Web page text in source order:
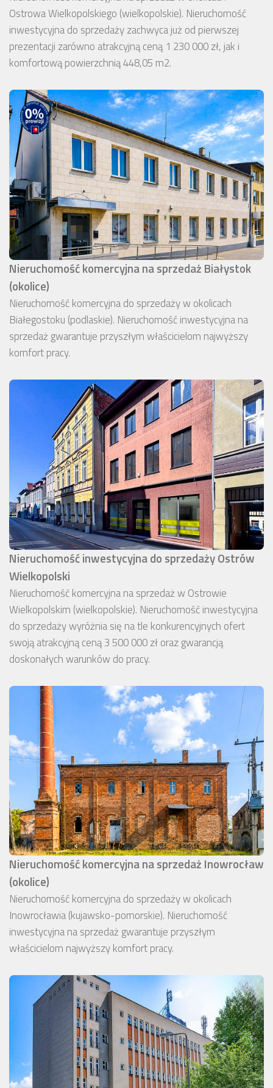
Ostrowa Wielkopolskiego (wielkopolskie). Nieruchomość
inwestycyjna do sprzedaży zachwyca już od pierwszej
prezentacji zarówno atrakcyjną ceną 1 230 000 zł, jak i
komfortową powierzchnią 448,05 m2.
Nieruchomość komercyjna na sprzedaż Białystok
(okolice)
Nieruchomość komercyjna do sprzedaży w okolicach
Białegostoku (podlaskie). Nieruchomość inwestycyjna na
sprzedaż gwarantuje przyszłym właścicielom najwyższy
komfort pracy.
Nieruchomość inwestycyjna do sprzedaży Ostrów
Wielkopolski
Nieruchomość komercyjna na sprzedaż w Ostrowie
Wielkopolskim (wielkopolskie). Nieruchomość inwestycyjna
do sprzedaży wyróżnia się na tle konkurencyjnych ofert
swoją atrakcyjną ceną 3 500 000 zł oraz gwarancją
doskonałych warunków do pracy.
Nieruchomość komercyjna na sprzedaż Inowrocław
(okolice)
Nieruchomość komercyjna do sprzedaży w okolicach
Inowrocławia (kujawsko-pomorskie). Nieruchomość
inwestycyjna na sprzedaż gwarantuje przyszłym
właścicielom najwyższy komfort pracy.